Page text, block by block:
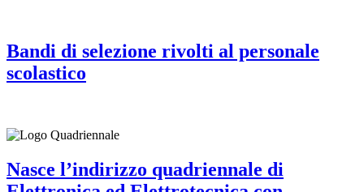
Bandi di selezione rivolti al personale
scolastico
Nasce l’indirizzo quadriennale di